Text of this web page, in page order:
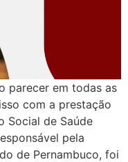
parecer em todas as
com a prestação
Social de Saúde
pela
de Pernambuco, foi